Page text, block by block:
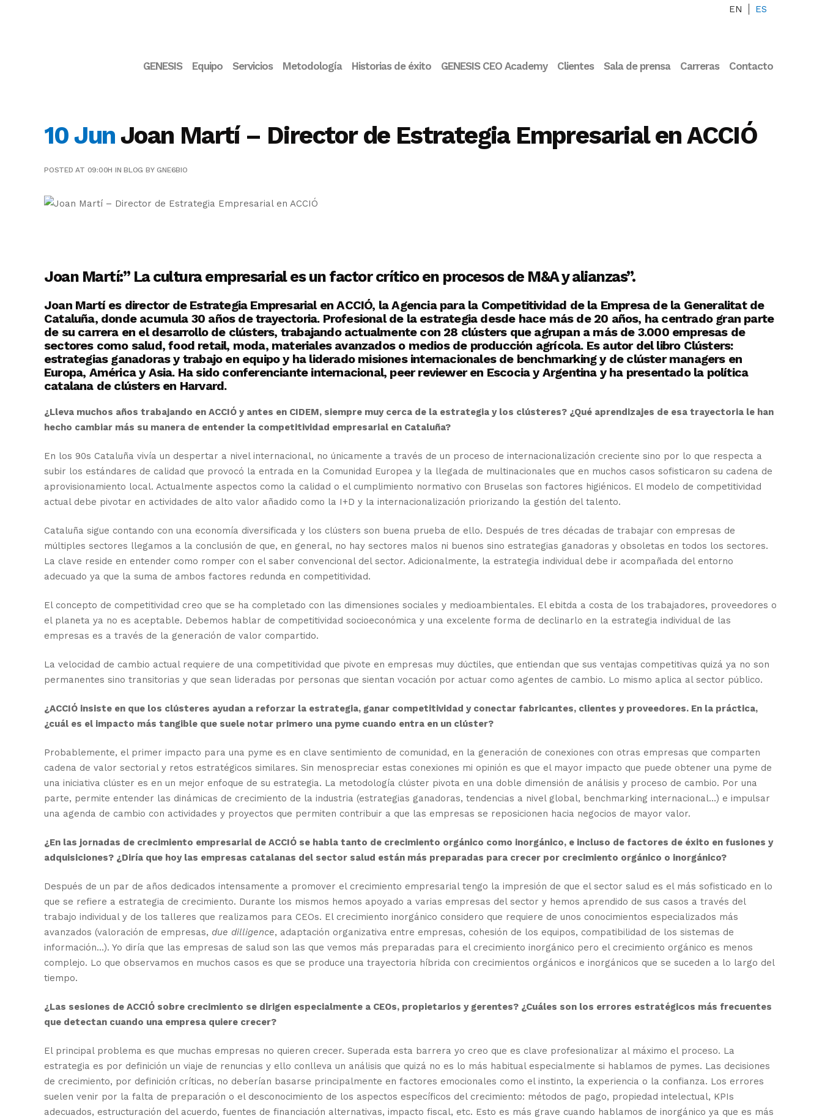
GENESIS Equipo Servicios Metodología Historias de éxito GENESIS CEO Academy Clientes Sala de prensa Carreras Contacto
EN ES
10 JunJoan Martí – Director de Estrategia Empresarial en ACCIÓ
POSTED AT 09:00H INBLOG BYGNE6BIO
Joan Martí:” La cultura empresarial es un factor crítico en procesos de M&A y alianzas”.
Joan Martí es director de Estrategia Empresarial en ACCIÓ, la Agencia para la Competitividad de la Empresa de la Generalitat de
Cataluña, donde acumula 30 años de trayectoria. Profesional de la estrategia desde hace más de 20 años, ha centrado gran parte
de su carrera en el desarrollo de clústers, trabajando actualmente con 28 clústers que agrupan a más de 3.000 empresas de
sectores como salud, food retail, moda, materiales avanzados o medios de producción agrícola. Es autor del libro Clústers:
estrategias ganadoras y trabajo en equipo y ha liderado misiones internacionales de benchmarking y de clúster managers en
Europa, América y Asia. Ha sido conferenciante internacional, peer reviewer en Escocia y Argentina y ha presentado la política
catalana de clústers en Harvard.
¿Lleva muchos años trabajando en ACCIÓ y antes en CIDEM, siempre muy cerca de la estrategia y los clústeres? ¿Qué aprendizajes de esa trayectoria le han
hecho cambiar más su manera de entender la competitividad empresarial en Cataluña?
En los 90s Cataluña vivía un despertar a nivel internacional, no únicamente a través de un proceso de internacionalización creciente sino por lo que respecta a
subir los estándares de calidad que provocó la entrada en la Comunidad Europea y la llegada de multinacionales que en muchos casos sofisticaron su cadena de
aprovisionamiento local. Actualmente aspectos como la calidad o el cumplimiento normativo con Bruselas son factores higiénicos. El modelo de competitividad
actual debe pivotar en actividades de alto valor añadido como la I+D y la internacionalización priorizando la gestión del talento.
Cataluña sigue contando con una economía diversificada y los clústers son buena prueba de ello. Después de tres décadas de trabajar con empresas de
múltiples sectores llegamos a la conclusión de que, en general, no hay sectores malos ni buenos sino estrategias ganadoras y obsoletas en todos los sectores.
La clave reside en entender como romper con el saber convencional del sector. Adicionalmente, la estrategia individual debe ir acompañada del entorno
adecuado ya que la suma de ambos factores redunda en competitividad.
El concepto de competitividad creo que se ha completado con las dimensiones sociales y medioambientales. El ebitda a costa de los trabajadores, proveedores o
el planeta ya no es aceptable. Debemos hablar de competitividad socioeconómica y una excelente forma de declinarlo en la estrategia individual de las
empresas es a través de la generación de valor compartido.
La velocidad de cambio actual requiere de una competitividad que pivote en empresas muy dúctiles, que entiendan que sus ventajas competitivas quizá ya no son
permanentes sino transitorias y que sean lideradas por personas que sientan vocación por actuar como agentes de cambio. Lo mismo aplica al sector público.
¿ACCIÓ insiste en que los clústeres ayudan a reforzar la estrategia, ganar competitividad y conectar fabricantes, clientes y proveedores. En la práctica,
¿cuál es el impacto más tangible que suele notar primero una pyme cuando entra en un clúster?
Probablemente, el primer impacto para una pyme es en clave sentimiento de comunidad, en la generación de conexiones con otras empresas que comparten
cadena de valor sectorial y retos estratégicos similares. Sin menospreciar estas conexiones mi opinión es que el mayor impacto que puede obtener una pyme de
una iniciativa clúster es en un mejor enfoque de su estrategia. La metodología clúster pivota en una doble dimensión de análisis y proceso de cambio. Por una
parte, permite entender las dinámicas de crecimiento de la industria (estrategias ganadoras, tendencias a nivel global, benchmarking internacional…) e impulsar
una agenda de cambio con actividades y proyectos que permiten contribuir a que las empresas se reposicionen hacia negocios de mayor valor.
¿En las jornadas de crecimiento empresarial de ACCIÓ se habla tanto de crecimiento orgánico como inorgánico, e incluso de factores de éxito en fusiones y
adquisiciones? ¿Diría que hoy las empresas catalanas del sector salud están más preparadas para crecer por crecimiento orgánico o inorgánico?
Después de un par de años dedicados intensamente a promover el crecimiento empresarial tengo la impresión de que el sector salud es el más sofisticado en lo
que se refiere a estrategia de crecimiento. Durante los mismos hemos apoyado a varias empresas del sector y hemos aprendido de sus casos a través del
trabajo individual y de los talleres que realizamos para CEOs. El crecimiento inorgánico considero que requiere de unos conocimientos especializados más
avanzados (valoración de empresas, due dilligence, adaptación organizativa entre empresas, cohesión de los equipos, compatibilidad de los sistemas de
información…). Yo diría que las empresas de salud son las que vemos más preparadas para el crecimiento inorgánico pero el crecimiento orgánico es menos
complejo. Lo que observamos en muchos casos es que se produce una trayectoria híbrida con crecimientos orgánicos e inorgánicos que se suceden a lo largo del
tiempo.
¿Las sesiones de ACCIÓ sobre crecimiento se dirigen especialmente a CEOs, propietarios y gerentes? ¿Cuáles son los errores estratégicos más frecuentes
que detectan cuando una empresa quiere crecer?
El principal problema es que muchas empresas no quieren crecer. Superada esta barrera yo creo que es clave profesionalizar al máximo el proceso. La
estrategia es por definición un viaje de renuncias y ello conlleva un análisis que quizá no es lo más habitual especialmente si hablamos de pymes. Las decisiones
de crecimiento, por definición críticas, no deberían basarse principalmente en factores emocionales como el instinto, la experiencia o la confianza. Los errores
suelen venir por la falta de preparación o el desconocimiento de los aspectos específicos del crecimiento: métodos de pago, propiedad intelectual, KPIs
adecuados, estructuración del acuerdo, fuentes de financiación alternativas, impacto fiscal, etc. Esto es más grave cuando hablamos de inorgánico ya que es más